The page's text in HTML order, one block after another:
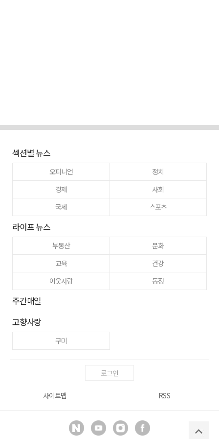
섹션별 뉴스
오피니언
정치
경제
사회
국제
스포츠
라이프 뉴스
부동산
문화
교육
건강
이웃사랑
동정
주간매일
고향사랑
구미
로그인
사이트맵 RSS